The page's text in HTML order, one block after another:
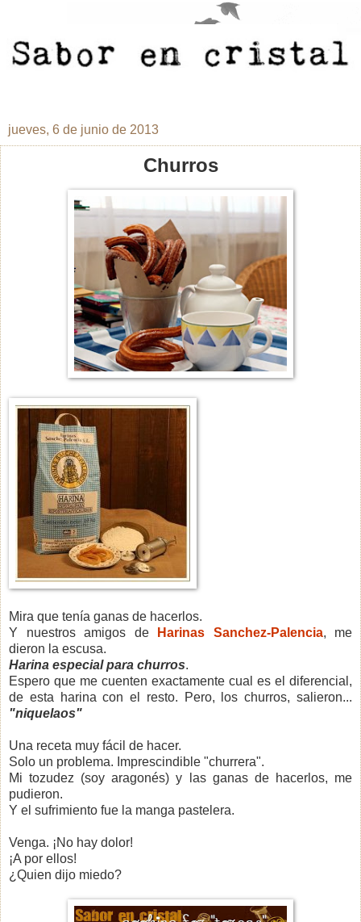
jueves, 6 de junio de 2013
Churros
Mira que tenía ganas de hacerlos.
Y nuestros amigos de
Harinas Sanchez-Palencia, me
dieron la escusa.
Harina especial para churros.
Espero que me cuenten exactamente cual es el diferencial,
de esta harina con el resto. Pero, los churros, salieron...
"niquelaos"
Una receta muy fácil de hacer.
Solo un problema. Imprescindible "churrera".
Mi tozudez (soy aragonés) y las ganas de hacerlos, me
pudieron.
Y el sufrimiento fue la manga pastelera.
Venga. ¡No hay dolor!
¡A por ellos!
¿Quien dijo miedo?